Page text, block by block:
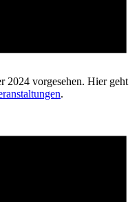
2024 vorgesehen. Hier geht
.